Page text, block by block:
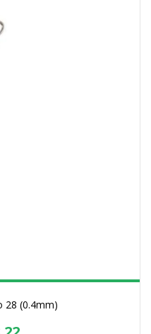
28 (0.4mm)